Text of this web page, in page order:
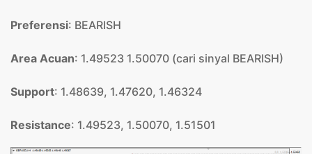
Preferensi: BEARISH
Area Acuan: 1.49523 1.50070 (cari sinyal BEARISH)
Support: 1.48639, 1.47620, 1.46324
Resistance: 1.49523, 1.50070, 1.51501